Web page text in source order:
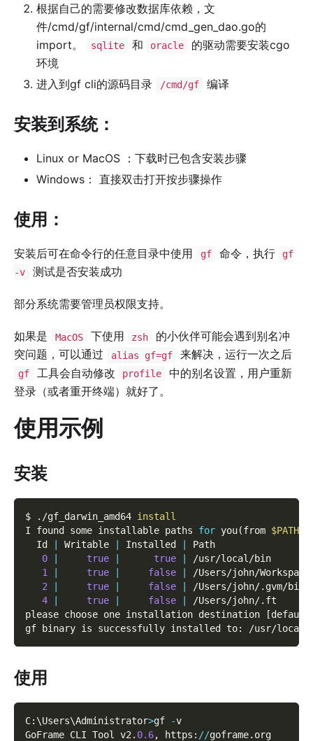
根据自己的需要修改数据库依赖，文
件/cmd/gf/internal/cmd/cmd_gen_dao.go的
import。
sqlite 和 oracle
的驱动需要安装cgo
环境
进入到gf cli的源码目录
/cmd/gf 编译
安装到系统：
Linux or MacOS ：下载时已包含安装步骤
Windows： 直接双击打开按步骤操作
使用：
安装后可在命令行的任意目录中使用 gf 命令，执行
gf
-v
测试是否安装成功
部分系统需要管理员权限支持。
如果是 MacOS 下使用 zsh
的小伙伴可能会遇到别名冲
突问题，可以通过
alias gf=gf 来解决，运行一次之后
gf 工具会自动修改 profile
中的别名设置，用户重新
登录（或者重开终端）就好了。
使用示例
安装
$ ./gf_darwin_amd64 install
I found some installable paths for you(from $PATH
  Id
Writable Installed
Path
0
true true
/usr/local/bin
1
true false
/Users/john/Workspace/
2
true false
/Users/john/.gvm/bin
4
true false
/Users/john/.ft
please choose one installation destination
[
gf binary is successfully installed to: /usr/local/
使用
C: \Users\Administrator>gf -v
GoFrame CLI Tool v2 . 0.6, https : //goframe. org